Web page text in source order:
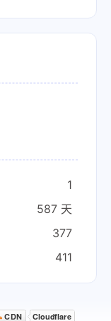
1
587 天
377
411